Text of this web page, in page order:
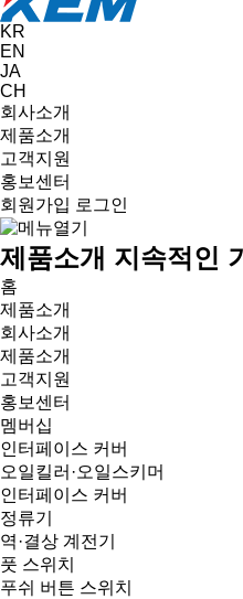
KR
EN
JA
CH
회사소개
제품소개
고객지원
홍보센터
회원가입 로그인
제품소개 지속적인
홈
제품소개
회사소개
제품소개
고객지원
홍보센터
멤버십
인터페이스 커버
오일킬러·오일스키머
인터페이스 커버
정류기
역·결상 계전기
풋 스위치
푸쉬 버튼 스위치